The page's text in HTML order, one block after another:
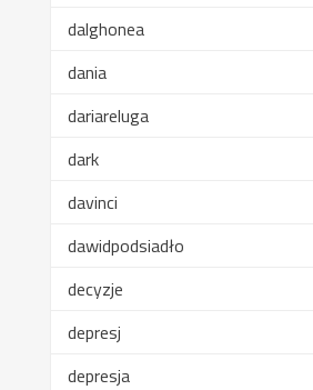
dalghonea
dania
dariareluga
dark
davinci
dawidpodsiadło
decyzje
depresj
depresja